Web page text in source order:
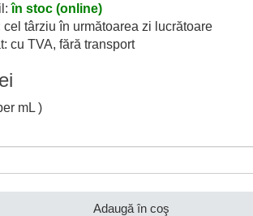
în stoc (online)
cel târziu în următoarea zi lucrătoare
cu TVA, fără transport
mL )
Adaugă în coş